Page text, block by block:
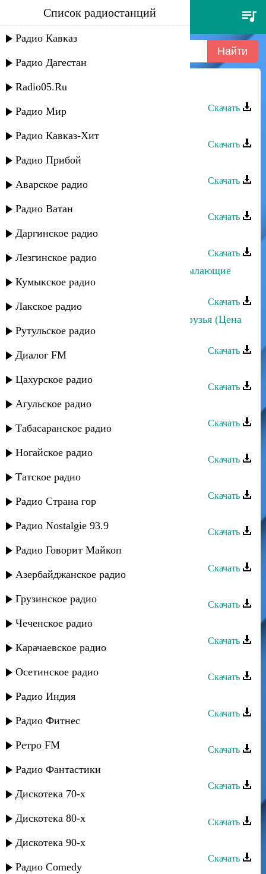
заур асевов - цель жизни
Список радиостанций
Радио Кавказ
Радио Дагестан
Radio05.Ru
Радио Мир
Радио Кавказ-Хит
Радио Прибой
Аварское радио
Радио Ватан
Даргинское радио
Лезгинское радио
Кумыкское радио
Лакское радио
Рутульское радио
Диалог FM
Цахурское радио
Агульское радио
Табасаранское радио
Ногайское радио
Татское радио
Радио Страна гор
Радио Nostalgie 93.9
Радио Говорит Майкоп
Азербайджанское радио
Грузинское радио
Чеченское радио
Карачаевское радио
Осетинское радио
Радио Индия
Радио Фитнес
Ретро FM
Радио Фантастики
Дискотека 70-х
Дискотека 80-х
Дискотека 90-х
Радио Comedy
Заур Асевов - Цель жизни
Скачать
Скачать
Заур Асевов - Ох и девушка
Скачать
Скачать
Заур Асевов - Я влюблен
Скачать
Заур Асевов и Апай Идрисова - Пылающие
сердца
Скачать
Заур Асевов и Гусейн Юсупов - Друзья (Цена
дружбы)
Скачать
Скачать
Заур Асевов - Мои друзья
Скачать
Скачать
Заур Асевов - Шутки судьбы
Скачать
Скачать
Заур Асевов - Скажи
Скачать
Скачать
Заур Асевов - Къызыл чумлар
Скачать
Скачать
Заур Асевов - Забудь
Скачать
Скачать
Заур Асевов - Только ты
Скачать
Скачать
Заур Асевов - Мысли о тебе
Скачать